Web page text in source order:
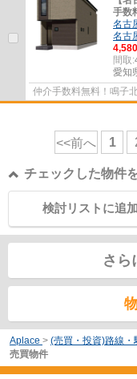
手数
名古
名古
間取:
愛知
仲介手数料無料！鳴子
<<前へ 1
チェックした物件
検討リストに追加
さら
Aplace > (売買・投資)路線・
売買物件